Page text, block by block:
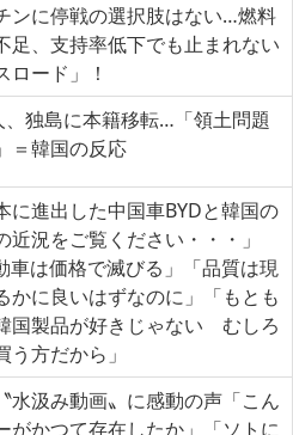
ンに停戦の選択肢はない…燃料
足、支持率低下でも止まれない
ロード」！
、独島に本籍移転…「領土問題
＝韓国の反応
に進出した中国車BYDと韓国の
近況をご覧ください・・・」
車は価格で滅びる」「品質は現
かに良いはずなのに」「もとも
国製品が好きじゃない むしろ
う方だから」
水汲み動画〟に感動の声「こん
がかつて存在したか」「ソトに